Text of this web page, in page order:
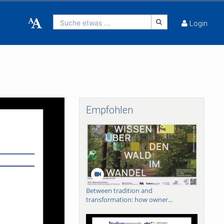
Suche etwas ... Login
Empfohlen
Between tradition and
transformation: how owner...